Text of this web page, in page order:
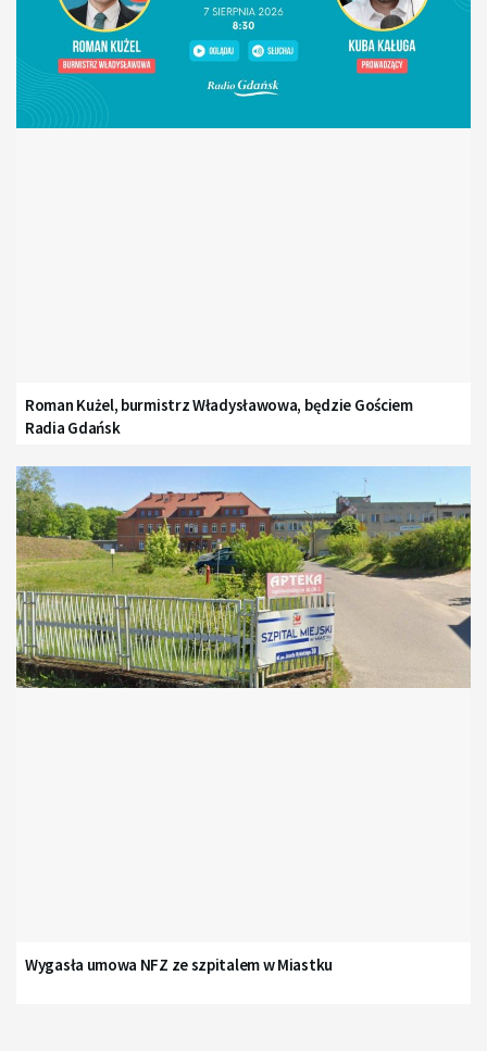
Roman Kużel, burmistrz Władysławowa, będzie Gościem
Radia Gdańsk
Wygasła umowa NFZ ze szpitalem w Miastku